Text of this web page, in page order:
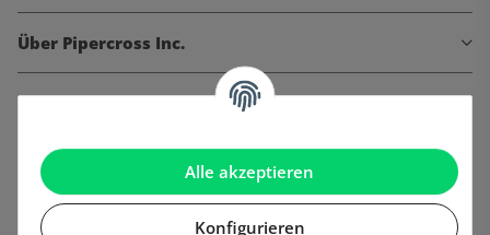
Alle akzeptieren
Konfigurieren
Über Pipercross Inc.
Informationen
Gesetzliche Informationen